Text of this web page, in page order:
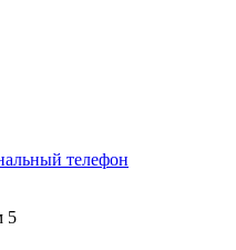
телефон
5